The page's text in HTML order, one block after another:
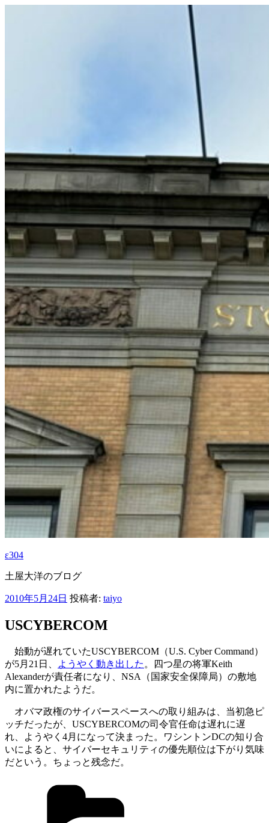
ε304
土屋大洋のブログ
投
日:
2010年5月24日 投稿者: taiyo
USCYBERCOM
始動が遅れていたUSCYBERCOM（U.S. Cyber Command）
が5月21日、
ようやく動き出した 。四つ星の将軍Keith
Alexanderが責任者になり、NSA（国家安全保障局）の敷地
内に置かれたようだ。
オバマ政権のサイバースペースへの取り組みは、当初急ピ
ッチだったが、USCYBERCOMの司令官任命は遅れに遅
れ、ようやく4月になって決まった。ワシントンDCの知り合
いによると、サイバーセキュリティの優先順位は下がり気味
だという。ちょっと残念だ。